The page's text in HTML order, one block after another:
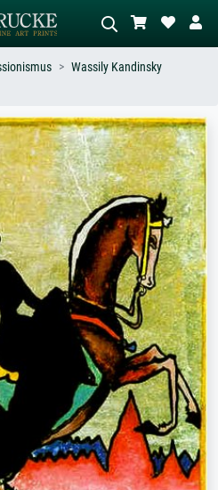
Beschreiben Sie die Szene – z.B. Grüne
Wiese, Abstrakt mit viel Rot, Dunkles
Ölgemälde, Stehender Akt neben einem
Baum.
Wassily Kandinsky